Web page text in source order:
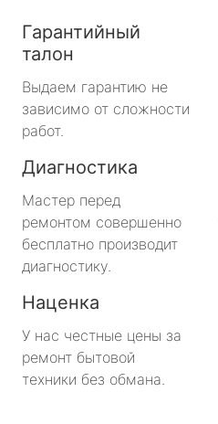
Гарантийный
талон
Выдаем гарантию не
зависимо от сложности
работ.
Диагностика
Мастер перед
ремонтом совершенно
бесплатно производит
диагностику.
Наценка
У нас честные цены за
ремонт бытовой
техники без обмана.